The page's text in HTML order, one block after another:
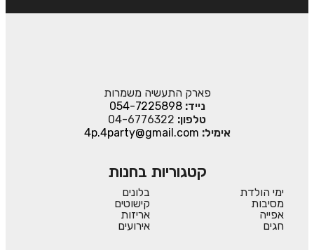
פארק התעשיה משמרות
נייד:054-7225898
טלפון: 04-6776322
אימיל: 4p.4party@gmail.com
קטגוריות בחנות
ימי הולדת
מסיבות
אפייה
חגים
בלונים
קישוטים
אריזות
אירועים